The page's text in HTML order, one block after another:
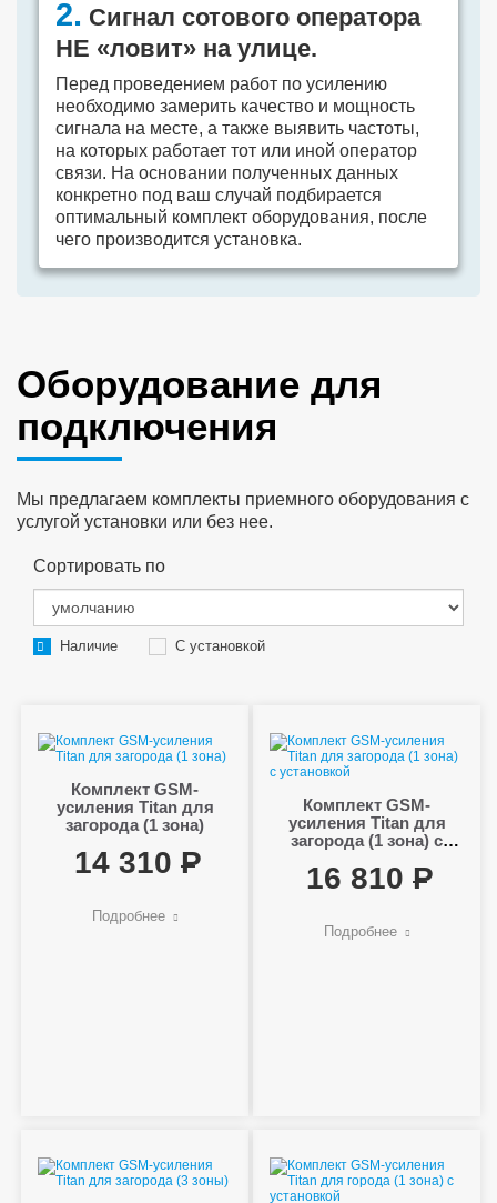
2. Сигнал сотового оператора
НЕ «ловит» на улице.
Перед проведением работ по усилению
необходимо замерить качество и мощность
сигнала на месте, а также выявить частоты,
на которых работает тот или иной оператор
связи. На основании полученных данных
конкретно под ваш случай подбирается
оптимальный комплект оборудования, после
чего производится установка.
Оборудование для
подключения
Мы предлагаем комплекты приемного оборудования с
услугой установки или без нее.
Сортировать по
Наличие С установкой
Комплект GSM-
усиления Titan для
загорода (1 зона)
14 310
Подробнее
Комплект GSM-
усиления Titan для
загорода (1 зона) с
16 810
Подробнее